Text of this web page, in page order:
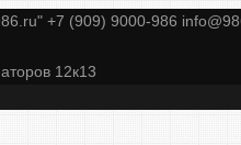
+7 (909) 9000-986
12к13